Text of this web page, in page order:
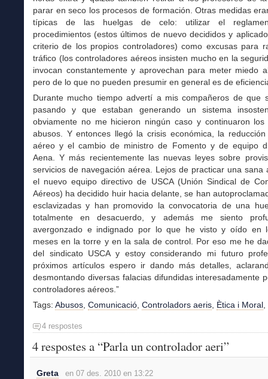
parar en seco los procesos de formación. Otras medidas
típicas de las huelgas de celo: utilizar el
procedimientos (estos últimos de nuevo decididos y
criterio de los propios controladores) como excusas para
tráfico (los controladores aéreos insisten mucho en la
invocan constantemente y aprovechan para meter miedo
pero de lo que no pueden presumir en general es de
Durante mucho tiempo advertí a mis compañeros de que
pasando y que estaban generando un sistema
obviamente no me hicieron ningún caso y continuaron los
abusos. Y entonces llegó la crisis económica, la
aéreo y el cambio de ministro de Fomento y de equipo
Aena. Y más recientemente las nuevas leyes sobre
servicios de navegación aérea. Lejos de practicar una sana
el nuevo equipo directivo de USCA (Unión Sindical de
Aéreos) ha decidido huir hacia delante, se han
esclavizadas y han promovido la convocatoria de una
totalmente en desacuerdo, y además me siento
avergonzado e indignado por lo que he visto y oído en
meses en la torre y en la sala de control. Por eso me he
del sindicato USCA y estoy considerando mi futuro
próximos artículos espero ir dando más detalles,
desmontando diversas falacias difundidas interesadamente
controladores aéreos.”
Tags: Abusos Comunicació Controladors aeris Ètica i Moral
4 respostes
4 respostes a “Parla un controlador aeri”
Greta
en 07 des. 2010 en 13:22